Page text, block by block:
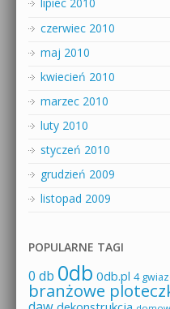
lipiec 2010
czerwiec 2010
maj 2010
kwiecień 2010
marzec 2010
luty 2010
styczeń 2010
grudzień 2009
listopad 2009
POPULARNE TAGI
0 db 0db 0db.pl 4
branżowe